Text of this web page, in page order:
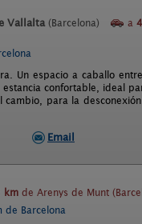
Vallalta (Barcelona) a
Un espacio a caballo
confortable, ideal
para la
Email
km de Arenys de Munt
de Barcelona